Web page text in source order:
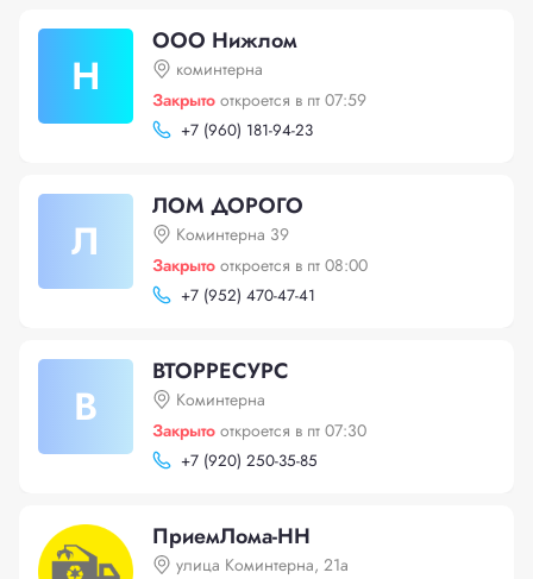
Н
ООО Нижлом
коминтерна
Закрыто откроется в пт 07:59
+7 (960) 181-94-23
Л
ЛОМ ДОРОГО
Коминтерна 39
Закрыто откроется в пт 08:00
+7 (952) 470-47-41
В
ВТОРРЕСУРС
Коминтерна
Закрыто откроется в пт 07:30
+7 (920) 250-35-85
ПриемЛома-НН
улица Коминтерна, 21а